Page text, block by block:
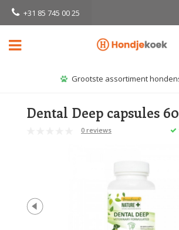
+31 85 745 00 25
Grootste assortiment
Dental Deep capsules
0 reviews